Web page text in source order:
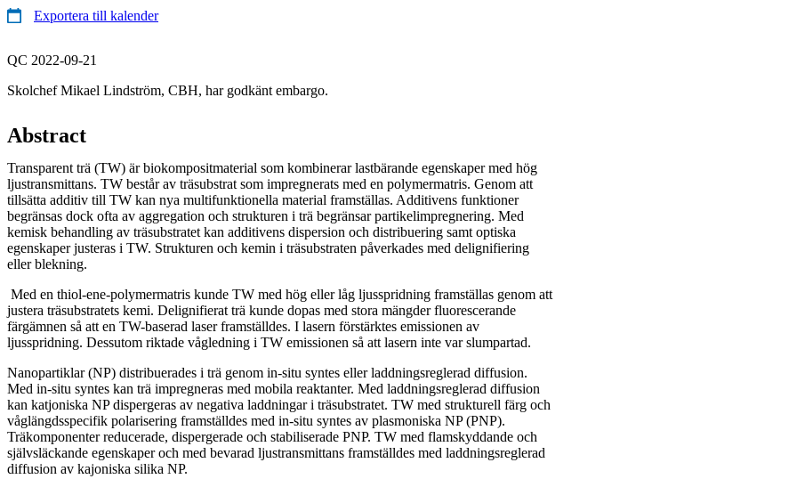
Exportera till kalender
QC 2022-09-21
Skolchef Mikael Lindström, CBH, har godkänt embargo.
Abstract
Transparent trä (TW) är biokompositmaterial som kombinerar lastbärande egenskaper med hög
ljustransmittans. TW består av träsubstrat som impregnerats med en polymermatris. Genom att
tillsätta additiv till TW kan nya multifunktionella material framställas. Additivens funktioner
begränsas dock ofta av aggregation och strukturen i trä begränsar partikelimpregnering. Med
kemisk behandling av träsubstratet kan additivens dispersion och distribuering samt optiska
egenskaper justeras i TW. Strukturen och kemin i träsubstraten påverkades med delignifiering
eller blekning.
Med en thiol-ene-polymermatris kunde TW med hög eller låg ljusspridning framställas genom att
justera träsubstratets kemi. Delignifierat trä kunde dopas med stora mängder fluorescerande
färgämnen så att en TW-baserad laser framställdes. I lasern förstärktes emissionen av
ljusspridning. Dessutom riktade vågledning i TW emissionen så att lasern inte var slumpartad.
Nanopartiklar (NP) distribuerades i trä genom in-situ syntes eller laddningsreglerad diffusion.
Med in-situ syntes kan trä impregneras med mobila reaktanter. Med laddningsreglerad diffusion
kan katjoniska NP dispergeras av negativa laddningar i träsubstratet. TW med strukturell färg och
våglängdsspecifik polarisering framställdes med in-situ syntes av plasmoniska NP (PNP).
Träkomponenter reducerade, dispergerade och stabiliserade PNP. TW med flamskyddande och
självsläckande egenskaper och med bevarad ljustransmittans framställdes med laddningsreglerad
diffusion av kajoniska silika NP.